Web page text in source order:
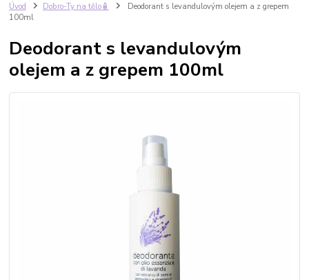
Úvod Dobro-Ty na tělo🧴
Deodorant s levandulovým olejem a z grepem
100ml
Deodorant s levandulovým
olejem a z grepem 100ml